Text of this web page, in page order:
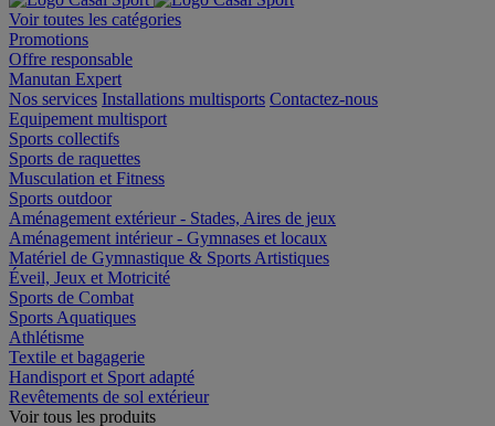
Voir toutes les catégories
Promotions
Offre responsable
Manutan Expert
Nos services Installations multisports Contactez-nous
Equipement multisport
Sports collectifs
Sports de raquettes
Musculation et Fitness
Sports outdoor
Aménagement extérieur - Stades, Aires de jeux
Aménagement intérieur - Gymnases et locaux
Matériel de Gymnastique & Sports Artistiques
Éveil, Jeux et Motricité
Sports de Combat
Sports Aquatiques
Athlétisme
Textile et bagagerie
Handisport et Sport adapté
Revêtements de sol extérieur
Voir tous les produits